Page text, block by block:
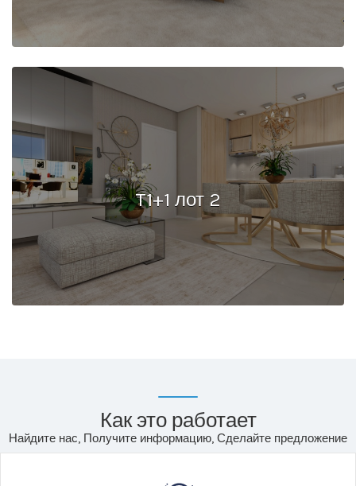
T1+1 лот 2
Как это работает
Найдите нас, Получите информацию, Сделайте предложение